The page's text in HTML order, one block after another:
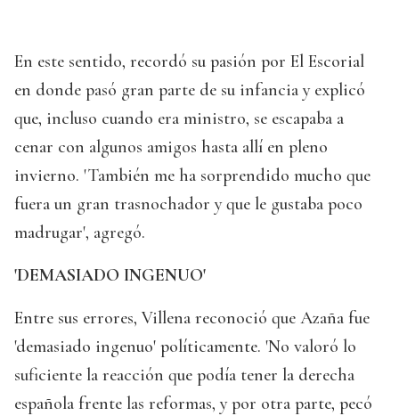
En este sentido, recordó su pasión por El Escorial
en donde pasó gran parte de su infancia y explicó
que, incluso cuando era ministro, se escapaba a
cenar con algunos amigos hasta allí en pleno
invierno. 'También me ha sorprendido mucho que
fuera un gran trasnochador y que le gustaba poco
madrugar', agregó.
'DEMASIADO INGENUO'
Entre sus errores, Villena reconoció que Azaña fue
'demasiado ingenuo' políticamente. 'No valoró lo
suficiente la reacción que podía tener la derecha
española frente las reformas, y por otra parte, pecó